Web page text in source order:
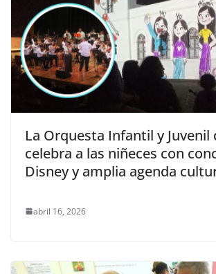
La Orquesta Infantil y Juvenil
celebra a las niñeces con
Disney y amplia agenda
abril 16, 2026